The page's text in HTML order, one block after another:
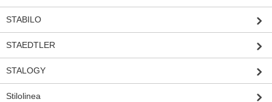
STABILO
STAEDTLER
STALOGY
Stilolinea